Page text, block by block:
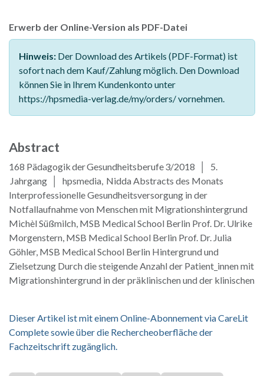
Erwerb der Online-Version als PDF-Datei
Hinweis: Der Download des Artikels (PDF-Format) ist
sofort nach dem Kauf/Zahlung möglich. Den Download
können Sie in Ihrem Kundenkonto unter
https://hpsmedia-verlag.de/my/orders/ vornehmen.
Abstract
168 Pädagogik der Gesundheitsberufe 3/2018 │ 5.
Jahrgang │ hpsmedia, Nidda Abstracts des Monats
Interprofessionelle Gesundheitsversorgung in der
Notfallaufnahme von Menschen mit Migrationshintergrund
Michèl Süßmilch, MSB Medical School Berlin Prof. Dr. Ulrike
Morgenstern, MSB Medical School Berlin Prof. Dr. Julia
Göhler, MSB Medical School Berlin Hintergrund und
Zielsetzung Durch die steigende Anzahl der Patient_innen mit
Migrationshintergrund in der präklinischen und der klinischen
Dieser Artikel ist mit einem Online-Abonnement via CareLit
Complete sowie über die Rechercheoberfläche der
Fachzeitschrift zugänglich.